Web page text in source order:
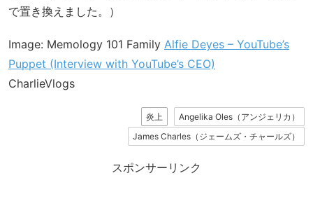
で置き換えました。）
Image: Memology 101 Family Alfie Deyes – YouTube’s
Puppet (Interview with YouTube’s CEO)
CharlieVlogs
炎上
Angelika Oles（アンジェリカ）
James Charles（ジェームズ・チャールズ）
スポンサーリンク